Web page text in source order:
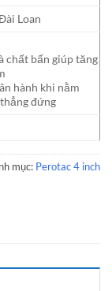
Loan
chất bẩn giúp tăng
hành khi nằm
đứng
mục: Perotac 4 inch